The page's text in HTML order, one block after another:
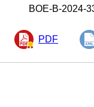
BOE-B-2024-
PDF